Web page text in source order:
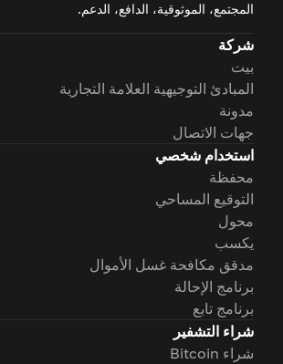
المجتمع، الموثوقية، الدافع، الدعم.
شركة
بيت
المبادئ التوجيهية العلامة التجارية
مدونة
جهات الاتصال
استخدام شخصي
محفظة
التوقيع المساحي
محول
يكسب
مدقق مكافحة غسل الأموال
برنامج الإحالة
برنامج تابع
شراء التشفير
شراء Bitcoin